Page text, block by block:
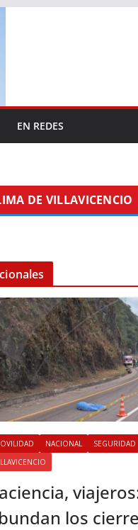
EN REDES
DE VILLAVICENCIO
NACIONAL
SEGURIDAD
los